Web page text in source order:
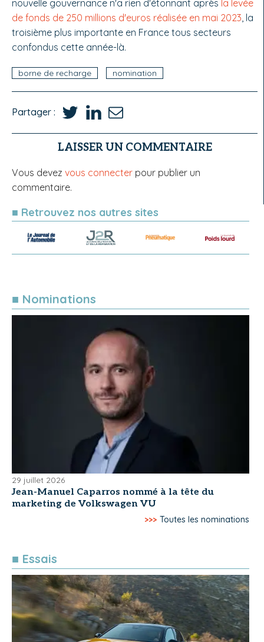
nouvelle gouvernance n'a rien d'étonnant après la levée
de fonds de 250 millions d'euros réalisée en mai 2023 , la
troisième plus importante en France tous secteurs
confondus cette année-là.
borne de recharge nomination
Partager :
LAISSER UN COMMENTAIRE
Vous devez vous connecter pour publier un
commentaire.
■ Retrouvez nos autres sites
■ Nominations
29 juillet 2026
Jean-Manuel Caparros nommé à la tête du
marketing de Volkswagen VU
>>> Toutes les nominations
■ Essais